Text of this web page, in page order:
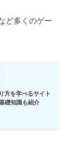
ど多くのゲー
方を学べるサイト
礎知識も紹介